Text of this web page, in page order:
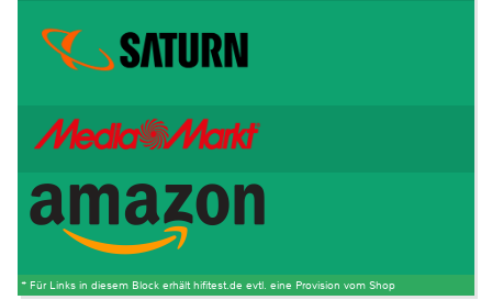
* Für Links in diesem Block erhält hifitest.de evtl. eine Provision vom Shop